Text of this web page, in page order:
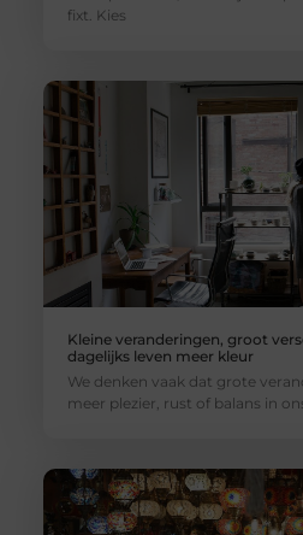
fixt. Kies
Kleine veranderingen, groot
dagelijks leven meer kleur
We denken vaak dat grote
meer plezier, rust of balans in